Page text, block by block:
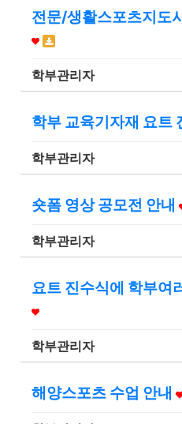
전문/생활스포츠지도
학부관리자
학부 교육기자재 요트
학부관리자
숏폼 영상 공모전 안내
학부관리자
요트 진수식에 학부여
학부관리자
해양스포츠 수업 안내